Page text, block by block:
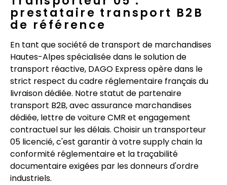
prestataire transport B2B
de référence
En tant que société de transport de marchandises
Hautes-Alpes spécialisée dans le solution de
transport réactive, DAGO Express opère dans le
strict respect du cadre réglementaire français du
livraison dédiée. Notre statut de partenaire
transport B2B, avec assurance marchandises
dédiée, lettre de voiture CMR et engagement
contractuel sur les délais. Choisir un transporteur
05 licencié, c'est garantir à votre supply chain la
conformité réglementaire et la traçabilité
documentaire exigées par les donneurs d'ordre
industriels.